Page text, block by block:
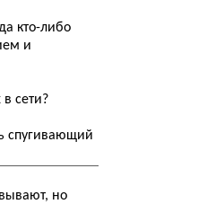
кто-либо
и
сети?
спугивающий
но